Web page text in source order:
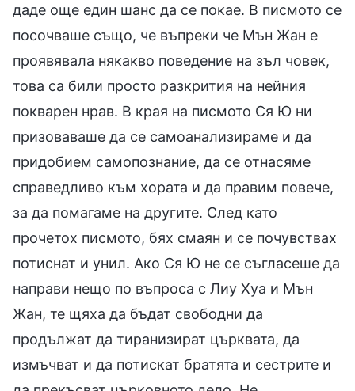
даде още един шанс да се покае. В писмото се
посочваше също, че въпреки че Мън Жан е
проявявала някакво поведение на зъл човек,
това са били просто разкрития на нейния
покварен нрав. В края на писмото Ся Ю ни
призоваваше да се самоанализираме и да
придобием самопознание, да се отнасяме
справедливо към хората и да правим повече,
за да помагаме на другите. След като
прочетох писмото, бях смаян и се почувствах
потиснат и унил. Ако Ся Ю не се съгласеше да
направи нещо по въпроса с Лиу Хуа и Мън
Жан, те щяха да бъдат свободни да
продължат да тиранизират църквата, да
измъчват и да потискат братята и сестрите и